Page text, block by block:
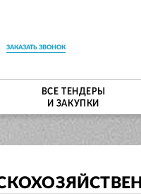
ЗАКАЗАТЬ ЗВОНОК
ВСЕ ТЕНДЕРЫ
И ЗАКУПКИ